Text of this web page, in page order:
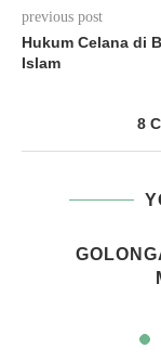
previous post
Hukum Celana di
Islam
8